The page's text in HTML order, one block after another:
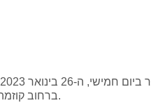
ברחוב קוזמה בשעה 14:00.